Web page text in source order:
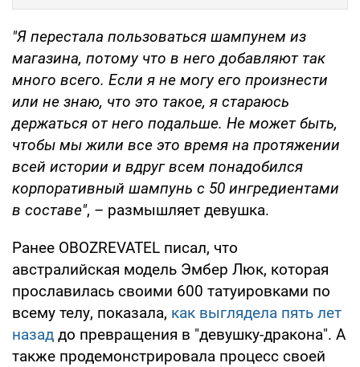
"Я перестала пользоваться шампунем из
магазина, потому что в него добавляют так
много всего. Если я не могу его произнести
или не знаю, что это такое, я стараюсь
держаться от него подальше. Не может быть,
чтобы мы жили все это время на протяжении
всей истории и вдруг всем понадобился
корпоративный шампунь с 50 ингредиентами
в составе", – размышляет девушка.
Ранее OBOZREVATEL писал, что
австралийская модель Эмбер Люк, которая
прославилась своими 600 татуировками по
всему телу, показала, как выглядела пять лет
назад до превращения в "девушку-дракона". А
также продемонстрировала процесс своей